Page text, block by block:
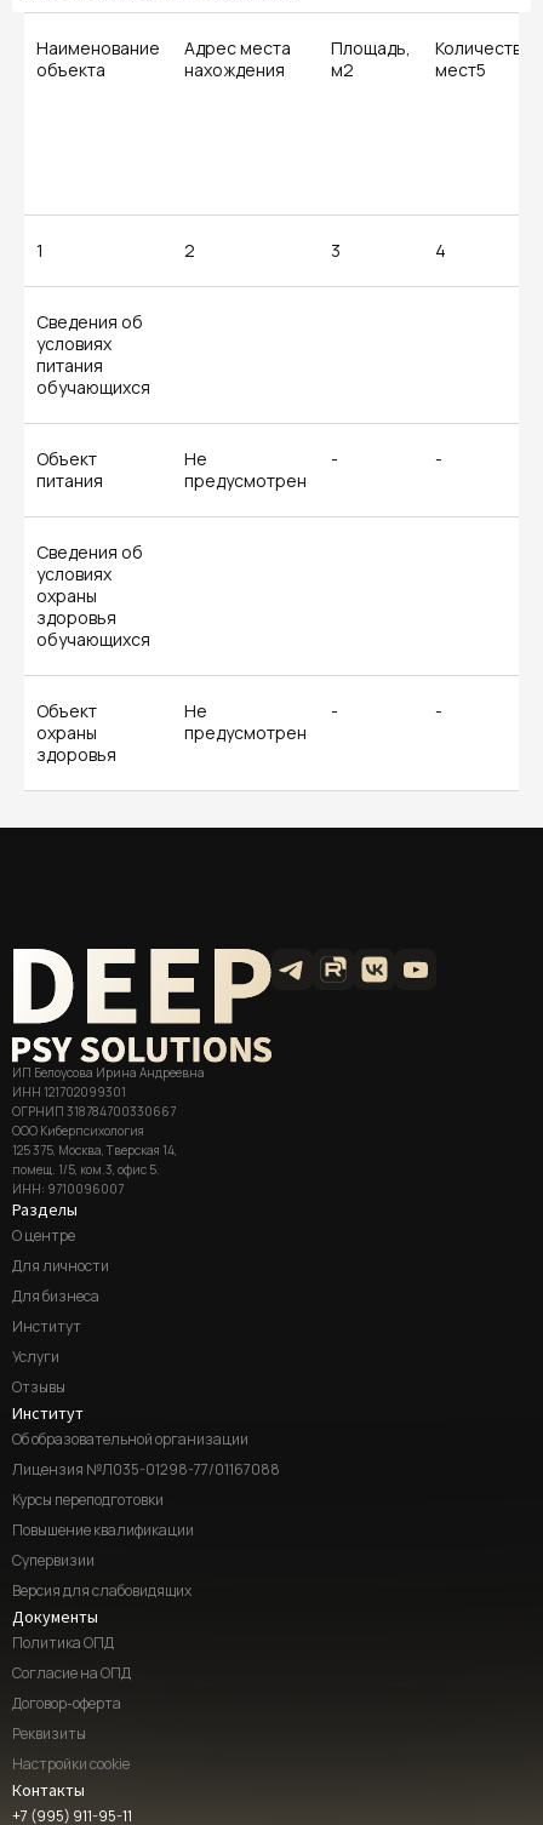
Наименование
объекта
Адрес места
нахождения
Площадь,
м2
Количество
мест5
1 2 3 4
Сведения об
условиях
питания
обучающихся
Объект
питания
Не
предусмотрен
- -
Сведения об
условиях
охраны
здоровья
обучающихся
Объект
охраны
здоровья
Не
предусмотрен
- -
ИП Белоусова Ирина Андреевна
ИНН 121702099301
ОГРНИП 318784700330667
ООО Киберпсихология
125 375, Москва, Тверская 14,
помещ. 1/5, ком.3, офис 5.
ИНН: 9710096007
Разделы
О центре
Для личности
Для бизнеса
Институт
Услуги
Отзывы
Институт
Об образовательной организации
Лицензия №Л035-01298-77/01167088
Курсы переподготовки
Повышение квалификации
Супервизии
Версия для слабовидящих
Документы
Политика ОПД
Согласие на ОПД
Договор-оферта
Реквизиты
Настройки cookie
Контакты
+7 (995) 911-95-11